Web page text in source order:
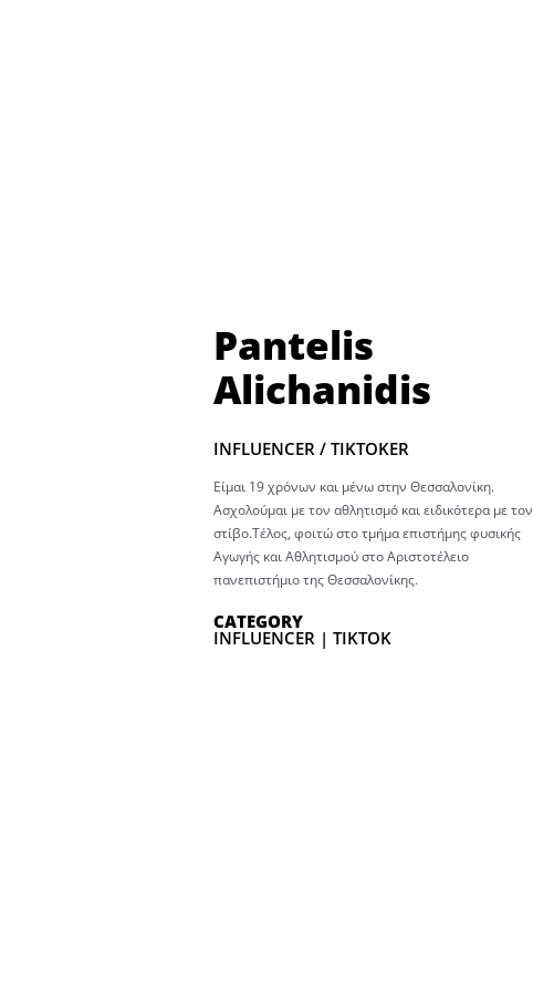
Pantelis
Alichanidis
INFLUENCER / TIKTOKER
Είμαι 19 χρόνων και μένω στην Θεσσαλονίκη.
Ασχολούμαι με τον αθλητισμό και ειδικότερα με τον
στίβο.Τέλος, φοιτώ στο τμήμα επιστήμης φυσικής
Αγωγής και Αθλητισμού στο Αριστοτέλειο
πανεπιστήμιο της Θεσσαλονίκης.
CATEGORY
INFLUENCER | TIKTOK